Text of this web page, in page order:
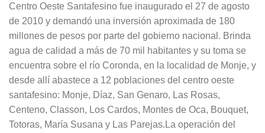
Centro Oeste Santafesino fue inaugurado el 27 de agosto
de 2010 y demandó una inversión aproximada de 180
millones de pesos por parte del gobierno nacional. Brinda
agua de calidad a más de 70 mil habitantes y su toma se
encuentra sobre el río Coronda, en la localidad de Monje, y
desde allí abastece a 12 poblaciones del centro oeste
santafesino: Monje, Díaz, San Genaro, Las Rosas,
Centeno, Classon, Los Cardos, Montes de Oca, Bouquet,
Totoras, María Susana y Las Parejas.La operación del